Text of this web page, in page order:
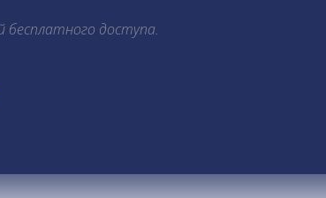
бесплатного доступа.